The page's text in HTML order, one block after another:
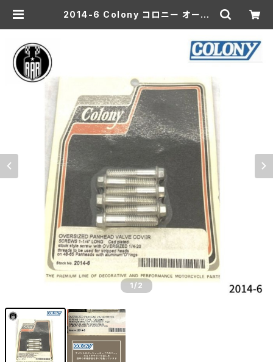
2014-6 Colony コロニー オーバ
キ ハーレーダビッドソン 1948-65
1/2